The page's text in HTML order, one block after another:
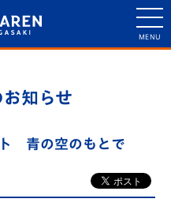
お知らせ
青の空のもとで